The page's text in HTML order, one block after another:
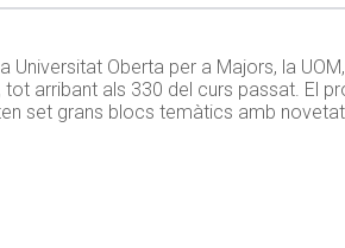
Universitat Oberta per a Majors, la
tot arribant als 330 del curs passat. El
set grans blocs temàtics amb